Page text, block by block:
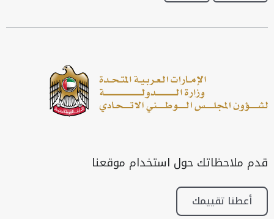
قدم ملاحظاتك حول استخدام موقعنا
أعطنا تقييمك